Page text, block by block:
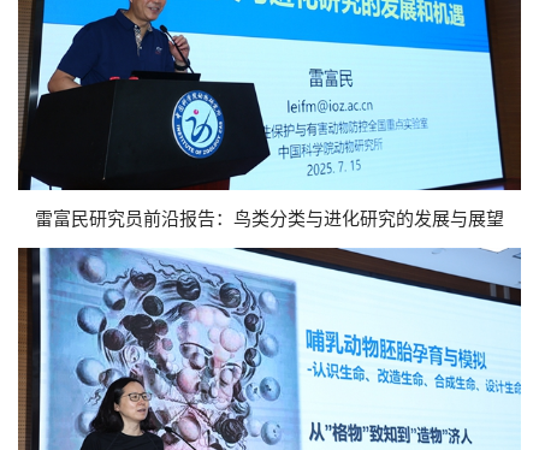
雷富民研究员前沿报告：鸟类分类与进化研究的发展与展望